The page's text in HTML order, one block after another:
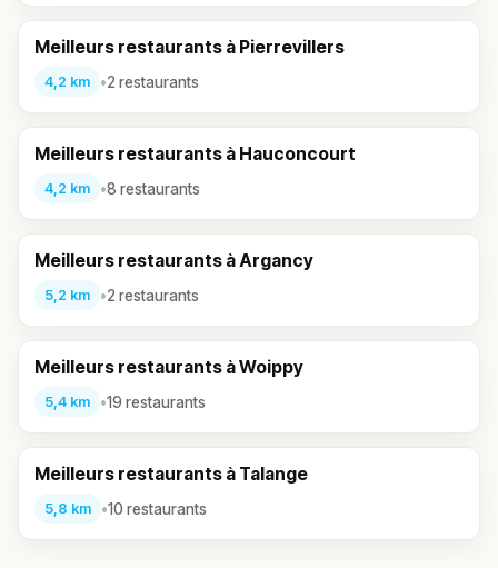
Meilleurs restaurants à Pierrevillers
4,2 km •2 restaurants
Meilleurs restaurants à Hauconcourt
4,2 km •8 restaurants
Meilleurs restaurants à Argancy
5,2 km •2 restaurants
Meilleurs restaurants à Woippy
5,4 km •19 restaurants
Meilleurs restaurants à Talange
5,8 km •10 restaurants